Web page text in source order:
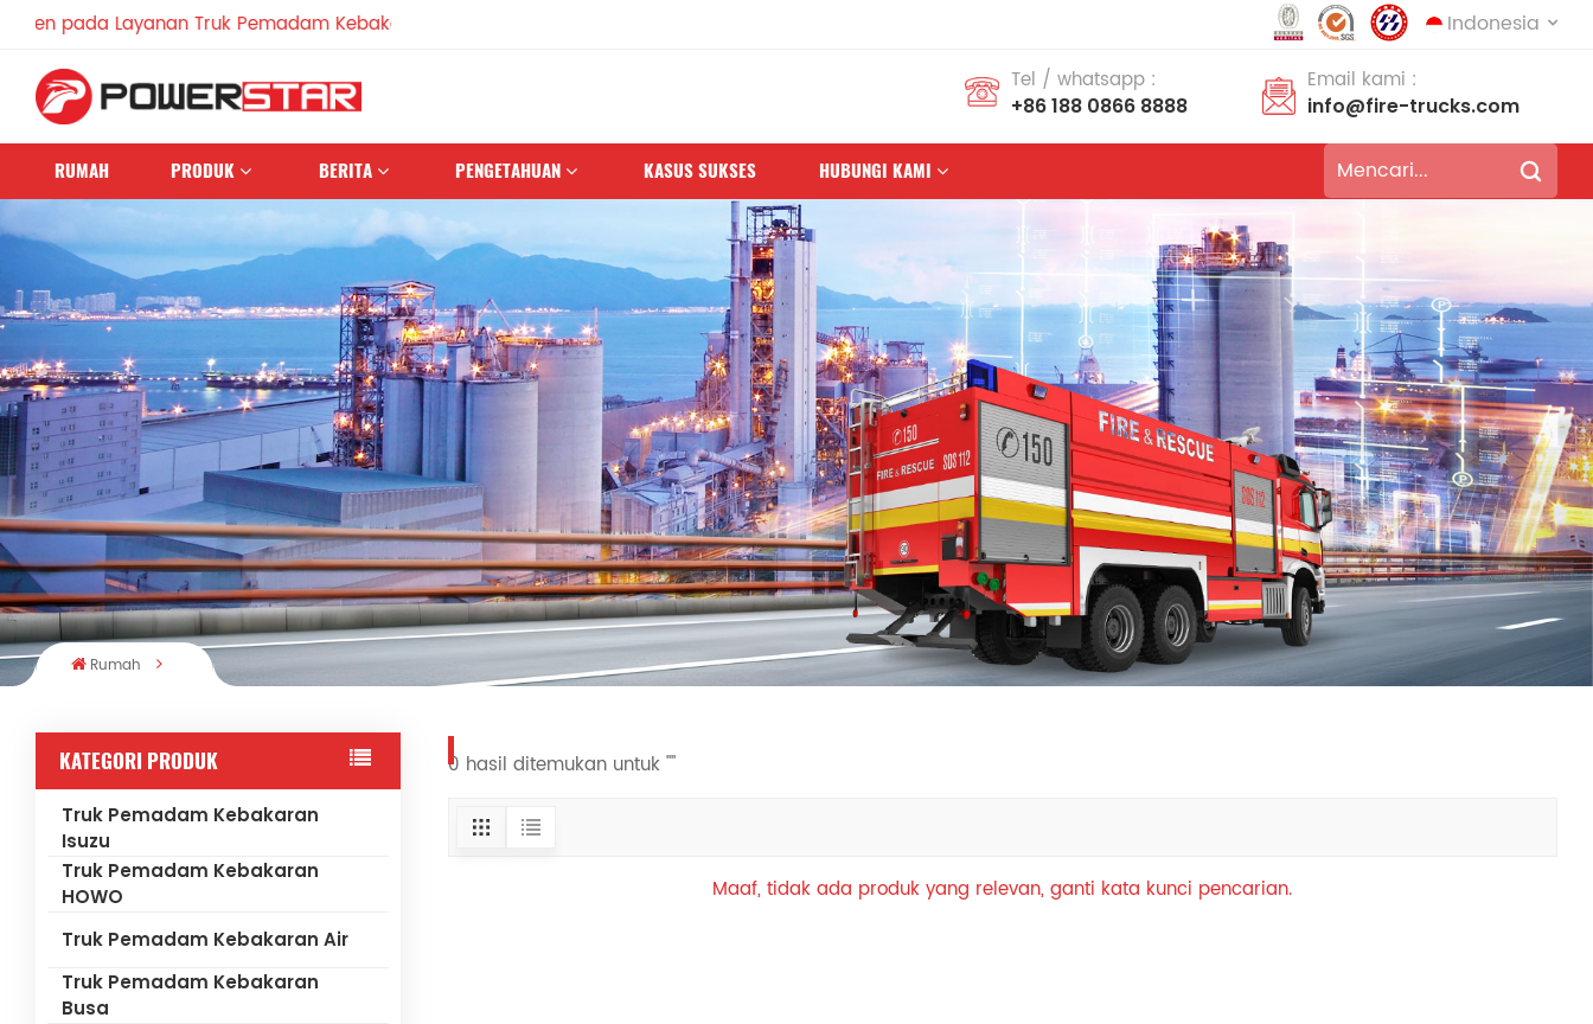
Layanan Truk Pemadam Kebakaran Sejak 1990 Indonesia
Deutsch
português Nederlands
العربية 日本語
한국의 Türkçe
Melayu ไทย
Tiếng Việt Indonesia
中文 қазақ
Filipino
Tel / whatsapp :
+86 188 0866 8888
Email kami :
info@fire-trucks.com
RUMAH PRODUK BERITA PENGETAHUAN KASUS SUKSES HUBUNGI KAMI
Rumah
KATEGORI PRODUK
Truk Pemadam Kebakaran
Isuzu
Truk Pemadam Kebakaran
HOWO
Truk Pemadam Kebakaran Air
Truk Pemadam Kebakaran
Busa
0 hasil ditemukan untuk ""
Maaf, tidak ada produk yang relevan, ganti kata kunci pencarian.